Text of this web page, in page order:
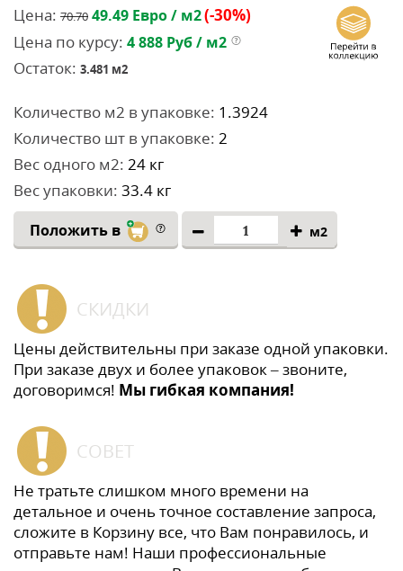
Цена: 70.70 49.49 Евро / м2(-30%)
Цена по курсу: 4 888 Руб / м2
Остаток: 3.481 м2
Количество м2 в упаковке: 1.3924
Количество шт в упаковке: 2
Вес одного м2: 24 кг
Вес упаковки: 33.4 кг
Положить в м2
СКИДКИ
Цены действительны при заказе одной упаковки.
При заказе двух и более упаковок – звоните,
договоримся! Мы гибкая компания!
СОВЕТ
Не тратьте слишком много времени на
детальное и очень точное составление запроса,
сложите в Корзину все, что Вам понравилось, и
отправьте нам! Наши профессиональные